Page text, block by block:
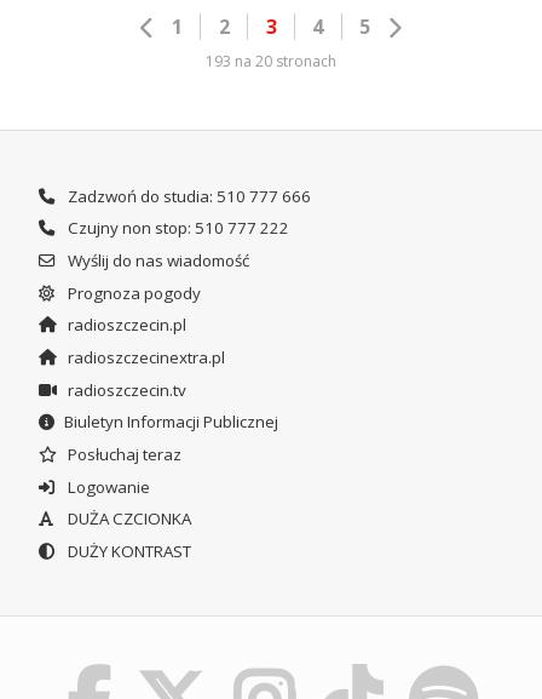
1 2 3 4 5
193 na 20 stronach
Zadzwoń do studia: 510 777 666
Czujny non stop: 510 777 222
Wyślij do nas wiadomość
Prognoza pogody
radioszczecin.pl
radioszczecinextra.pl
radioszczecin.tv
Biuletyn Informacji Publicznej
Posłuchaj teraz
Logowanie
DUŻA CZCIONKA
DUŻY KONTRAST